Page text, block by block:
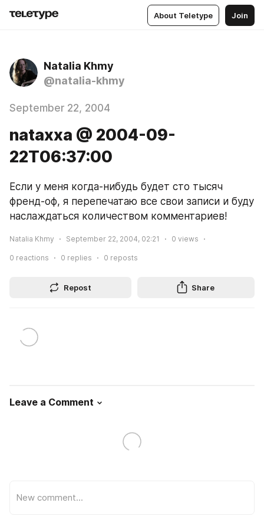
About Teletype Join
Natalia Khmy
@natalia-khmy
September 22, 2004
nataxxa @ 2004-09-
22T06:37:00
Если у меня когда-нибудь будет сто тысяч
френд-оф, я перепечатаю все свои записи и буду
наслаждаться количеством комментариев!
Natalia Khmy September 22, 2004, 02:21 0 views
0 reactions 0 replies 0 reposts
Repost Share
Leave a Comment